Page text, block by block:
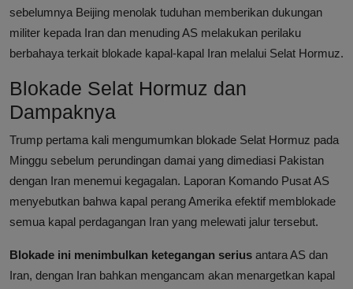
sebelumnya Beijing menolak tuduhan memberikan dukungan
militer kepada Iran dan menuding AS melakukan perilaku
berbahaya terkait blokade kapal-kapal Iran melalui Selat Hormuz.
Blokade Selat Hormuz dan
Dampaknya
Trump pertama kali mengumumkan blokade Selat Hormuz pada
Minggu sebelum perundingan damai yang dimediasi Pakistan
dengan Iran menemui kegagalan. Laporan Komando Pusat AS
menyebutkan bahwa kapal perang Amerika efektif memblokade
semua kapal perdagangan Iran yang melewati jalur tersebut.
Blokade ini menimbulkan ketegangan serius antara AS dan
Iran, dengan Iran bahkan mengancam akan menargetkan kapal